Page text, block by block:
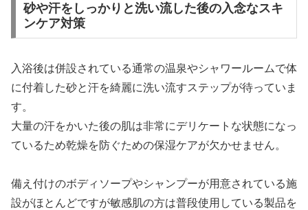
砂や汗をしっかりと洗い流した後の入念なスキ
ンケア対策
入浴後は併設されている通常の温泉やシャワールームで体
に付着した砂と汗を綺麗に洗い流すステップが待っていま
す。
大量の汗をかいた後の肌は非常にデリケートな状態になっ
ているため乾燥を防ぐための保湿ケアが欠かせません。
備え付けのボディソープやシャンプーが用意されている施
設がほとんどですが敏感肌の方は普段使用している製品を